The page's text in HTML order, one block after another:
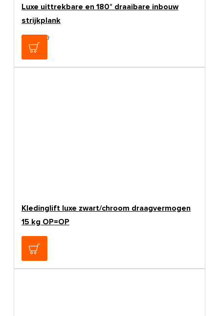
Luxe uittrekbare en 180° draaibare inbouw
strijkplank
€249,00
Kledinglift luxe zwart/chroom draagvermogen
15 kg OP=OP
€69,00